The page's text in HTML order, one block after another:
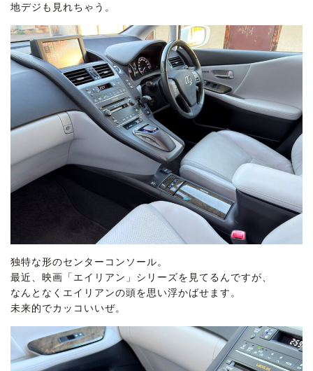
地デジも見れちゃう。
独特な形のセンターコンソール。
最近、映画「エイリアン」シリーズを見てるんですが、
なんとなくエイリアンの頭を思い浮かばせます。
未来的でカッコいいぜ。